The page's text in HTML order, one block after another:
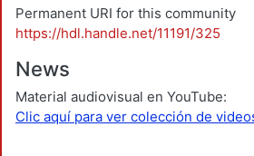
Permanent URI for this community
https://hdl.handle.net/11191/325
News
Material audiovisual en YouTube:
Clic aquí para ver colección de